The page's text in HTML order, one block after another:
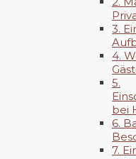
3.
4.
5.
bei
6.
7.